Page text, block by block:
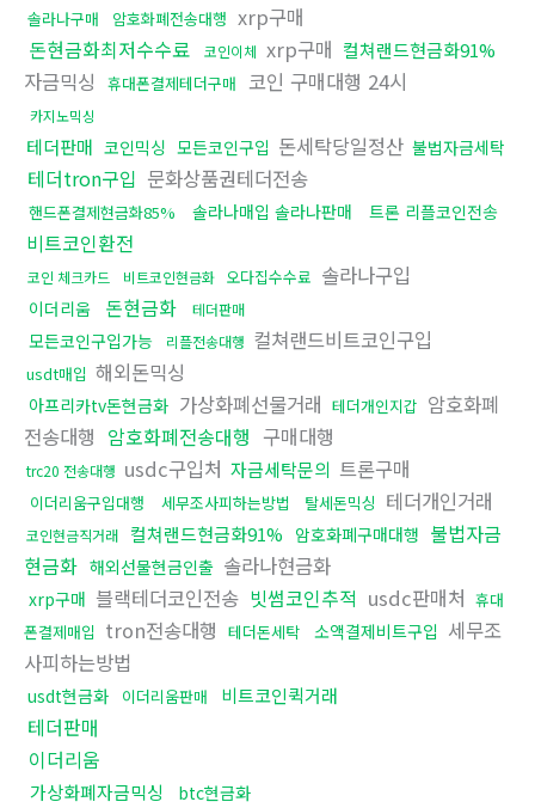
솔라나구매 암호화폐전송대행 xrp구매
돈현금화최저수수료
코인이체 xrp구매 컬쳐랜드현금화91%
자금믹싱 휴대폰결제테더구매 코인 구매대행 24시
카지노믹싱
테더판매 코인믹싱 모든코인구입 돈세탁당일정산 불법자금세탁
테더tron구입 문화상품권테더전송
핸드폰결제현금화85% 솔라나매입 솔라나판매 트론 리플코인전송
비트코인환전
코인 체크카드 비트코인현금화 오다집수수료 솔라나구입
이더리움 돈현금화 테더판매
모든코인구입가능 리플전송대행 컬쳐랜드비트코인구입
usdt매입 해외돈믹싱
아프리카tv돈현금화 가상화폐선물거래 테더개인지갑 암호화폐
전송대행 암호화폐전송대행 구매대행
trc20 전송대행 usdc구입처 자금세탁문의 트론구매
이더리움구입대행 세무조사피하는방법 탈세돈믹싱 테더개인거래
코인현금직거래 컬쳐랜드현금화91% 암호화폐구매대행 불법자금
현금화 해외선물현금인출 솔라나현금화
xrp구매 블랙테더코인전송 빗썸코인추적 usdc판매처 휴대
폰결제매입 tron전송대행 테더돈세탁 소액결제비트구입 세무조
사피하는방법
usdt현금화 이더리움판매 비트코인퀵거래
테더판매
이더리움
가상화폐자금믹싱 btc현금화